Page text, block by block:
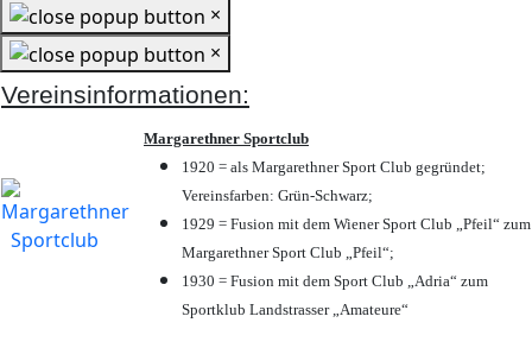
×
×
Vereinsinformationen:
Margarethner Sportclub
1920 = als Margarethner Sport Club gegründet;
Vereinsfarben: Grün-Schwarz;
1929 = Fusion mit dem Wiener Sport Club „Pfeil“ zum
Margarethner Sport Club „Pfeil“;
1930 = Fusion mit dem Sport Club „Adria“ zum
Sportklub Landstrasser „Amateure“